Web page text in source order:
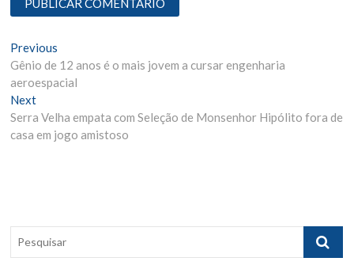
N
a
v
e
ã
o
Previous
r
e
i
o
t
:
Gênio de 12 anos é o mais jovem a cursar engenharia
aeroespacial
Next
e
x
:
Serra Velha empata com Seleção de Monsenhor Hipólito fora de
casa em jogo amistoso